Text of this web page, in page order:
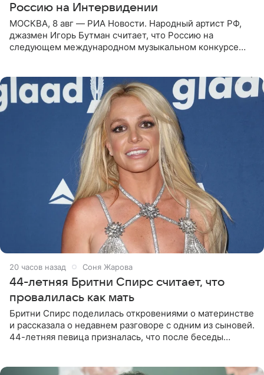
Россию на Интервидении
МОСКВА, 8 авг — РИА Новости. Народный артист РФ,
джазмен Игорь Бутман считает, что Россию на
следующем международном музыкальном конкурсе
20 часов назад Соня Жарова
44-летняя Бритни Спирс считает, что
провалилась как мать
Бритни Спирс поделилась откровениями о материнстве
и рассказала о недавнем разговоре с одним из сыновей.
44-летняя певица призналась, что после беседы